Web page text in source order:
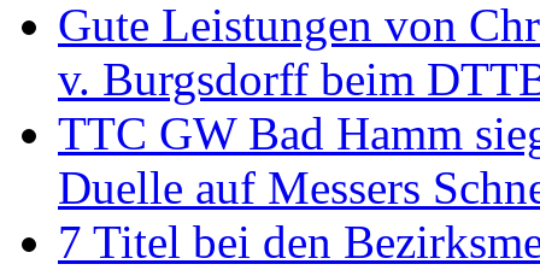
Gute Leistungen von
v. Burgsdorff beim
TTC GW Bad Hamm
Duelle auf Messers
7 Titel bei den